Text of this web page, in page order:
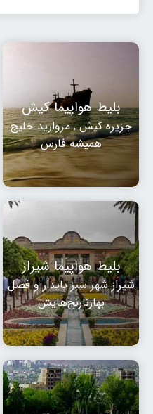
بلیط هواپیما کیش
جزیره کیش , مروارید خلیج
همیشه فارس
بلیط هواپیما شیراز
شیراز شهر سبز پایدار و فصل
بهارنارنج‌هایش